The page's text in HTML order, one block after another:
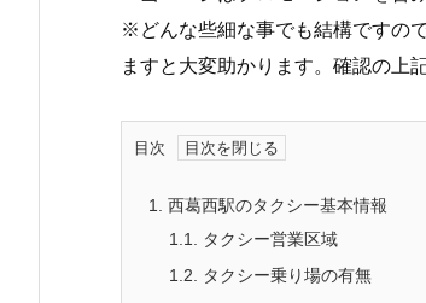
※どんな些細な事でも結構ですの
ますと大変助かります。確認の上
目次
1.
西葛西駅のタクシー基本情報
1.1.
タクシー営業区域
1.2.
タクシー乗り場の有無